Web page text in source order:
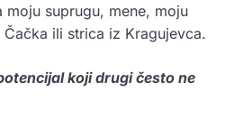
moju suprugu, mene, moju
ili strica iz Kragujevca.
koji drugi često ne